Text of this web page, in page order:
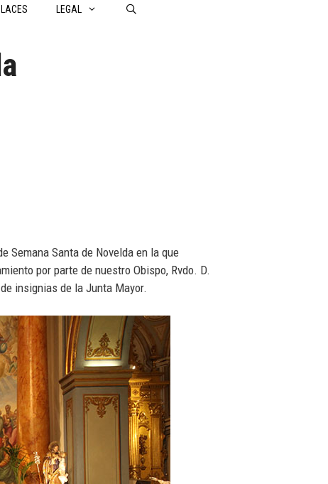
LEGAL
Semana Santa de Novelda en la que
por parte de nuestro Obispo, Rvdo. D.
insignias de la Junta Mayor.